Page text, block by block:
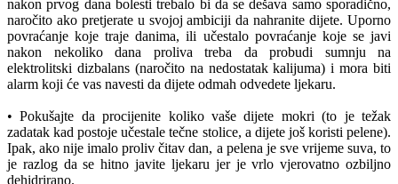
nakon prvog dana bolesti trebalo bi da se dešava samo sporadično,
naročito ako pretjerate u svojoj ambiciji da nahranite dijete. Uporno
povraćanje koje traje danima, ili učestalo povraćanje koje se javi
nakon nekoliko dana proliva treba da probudi sumnju na
elektrolitski dizbalans (naročito na nedostatak kalijuma) i mora biti
alarm koji će vas navesti da dijete odmah odvedete ljekaru.
• Pokušajte da procijenite koliko vaše dijete mokri (to je težak
zadatak kad postoje učestale tečne stolice, a dijete još koristi pelene).
Ipak, ako nije imalo proliv čitav dan, a pelena je sve vrijeme suva, to
je razlog da se hitno javite ljekaru jer je vrlo vjerovatno ozbiljno
dehidrirano.